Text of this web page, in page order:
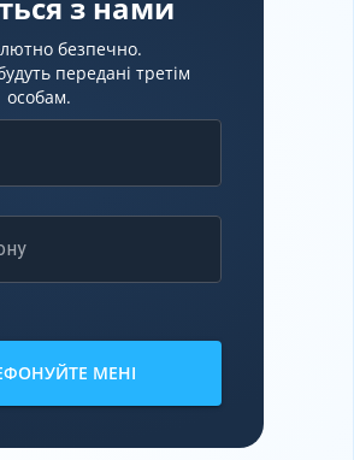
безпечно.
передані третім
особам.
МЕНІ